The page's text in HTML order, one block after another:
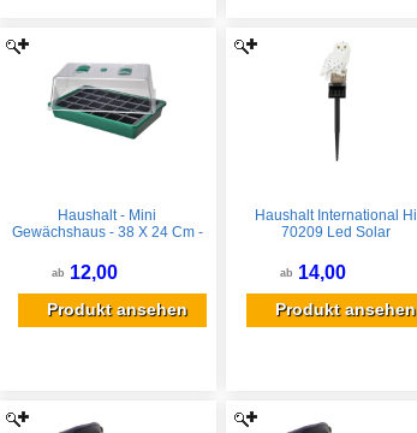
Haushalt - Mini
Gewächshaus - 38 X 24 Cm -
Und Deckel
ab 12,00
Produkt ansehen
Haushalt International Hi
70209 Led Solar
ab 14,00
Produkt ansehen